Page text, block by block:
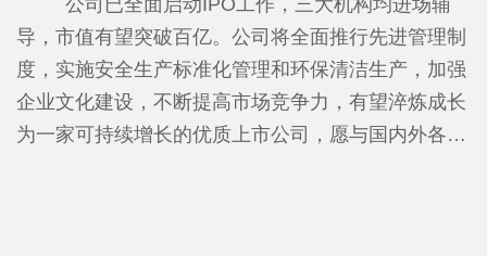
年产25000吨电子级氢氟酸生产线，达到了UPSSS标
准，产品质量在国内处于领先地位。项目建成投产后
金石氟业年销售收入将达到12亿元，年上缴税收1亿
元，项目全部达产后，年销售收入将达到30亿元，年
专利、83个实用新型专利。参与《化工设备安全管理
规范》及《高纯氟化铵溶液》两项国家标准的制定，
并已发布。
导，市值有望突破百亿。 公司将全面推行先进管理制
度，实施安全生产标准化管理和环保清洁生产，加强
企业文化建设，不断提高市场竞争力，有望淬炼成长
为一家可持续增长的优质上市公司，愿与国内外各界